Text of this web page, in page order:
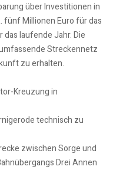
über Investitionen in
fünf Millionen Euro für das
das laufende Jahr. Die
Streckennetz
zu erhalten.
Kreuzung in
technisch zu
zwischen Sorge und
Drei Annen